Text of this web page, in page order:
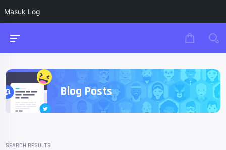
Masuk Log
Blog Posts
SEARCH RESULTS